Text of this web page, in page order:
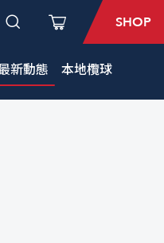
SHOP
新動態 本地欖球